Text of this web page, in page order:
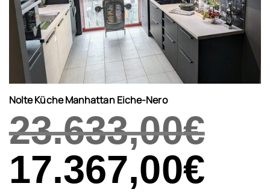
Nolte Küche Manhattan Eiche-Nero
23.633,00€
Ursprünglicher
Preis
23.633,00€
17.367,00€Preis
17.367,00€.